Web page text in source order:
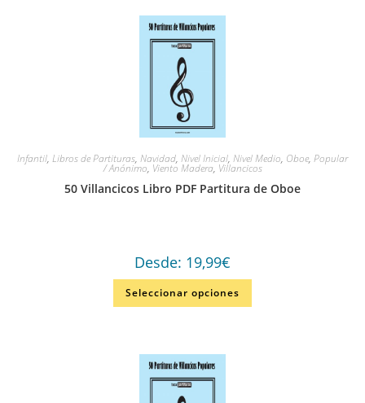
Infantil, Libros de Partituras, Navidad, Nivel Inicial, Nivel Medio, Oboe, Popular
/ Anónimo, Viento Madera, Villancicos
50 Villancicos Libro PDF Partitura de Oboe
Desde: 19,99€
Seleccionar opciones